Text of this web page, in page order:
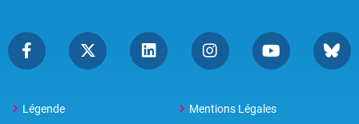
Légende Mentions Légales